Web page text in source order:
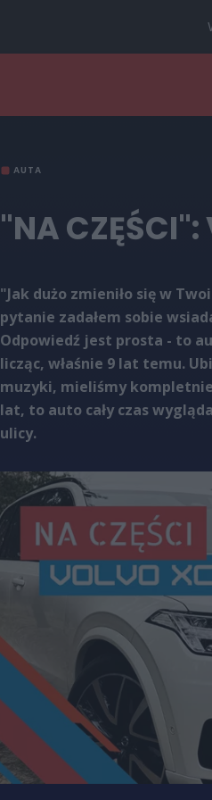
AUTA
"NA
"Jak dużo zmieniło się w
pytanie zadałem sobie
Odpowiedź jest prosta - to
licząc, właśnie 9 lat temu.
muzyki, mieliśmy
lat, to auto cały czas
ulicy.